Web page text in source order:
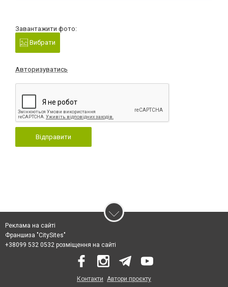
Завантажити фото:
Вибрати
Авторизуватись
Відправити
Реклама на сайті
Франшиза "CitySites"
+38099 532 0532 розміщення на сайті
Контакти Автори проєкту